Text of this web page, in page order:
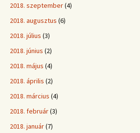
2018. szeptember(4)
2018. augusztus (6)
2018. július (3)
2018. június (2)
2018. május (4)
2018. április (2)
2018. március (4)
2018. február(3)
2018. január(7)